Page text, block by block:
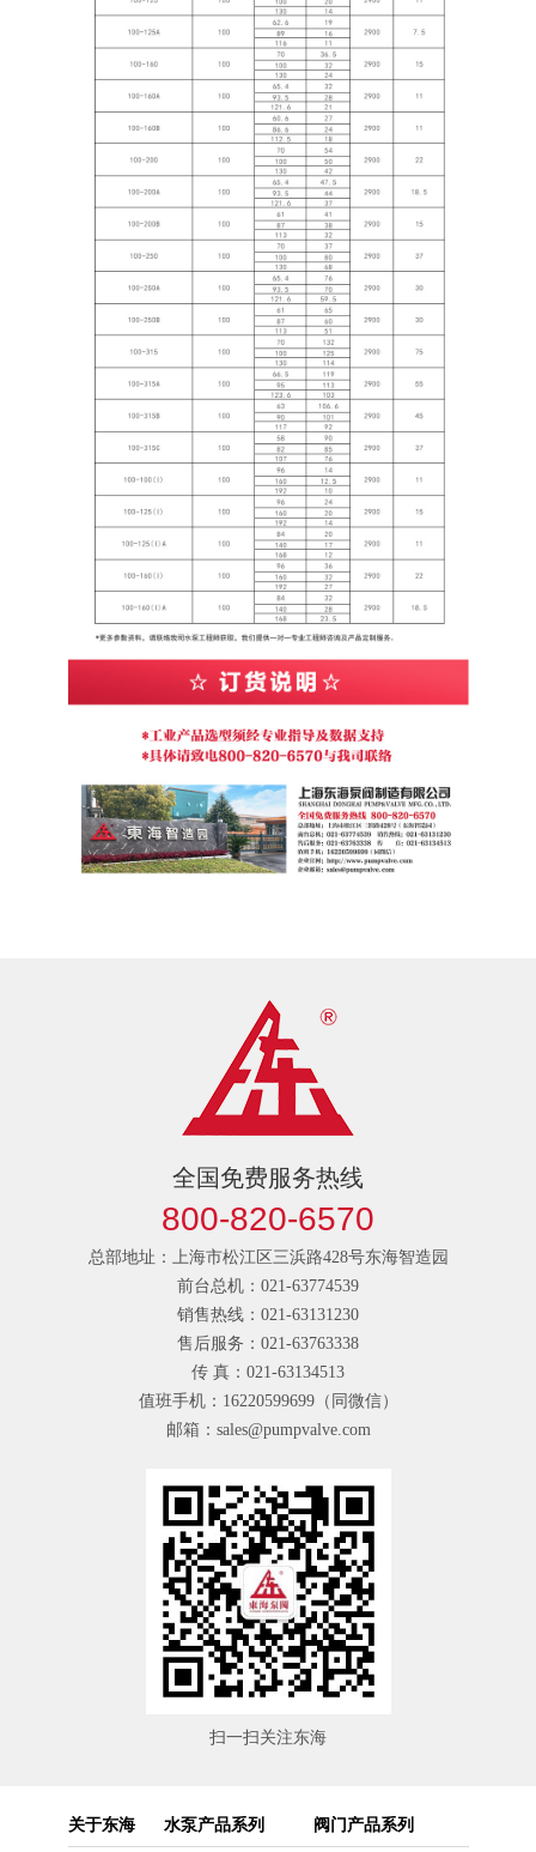
全国免费服务热线
800-820-6570
总部地址：上海市松江区三浜路428号东海智造园
前台总机：021-63774539
销售热线：021-63131230
售后服务：021-63763338
传 真：021-63134513
值班手机：16220599699（同微信）
邮箱：sales@pumpvalve.com
扫一扫关注东海
关于东海 水泵产品系列 阀门产品系列